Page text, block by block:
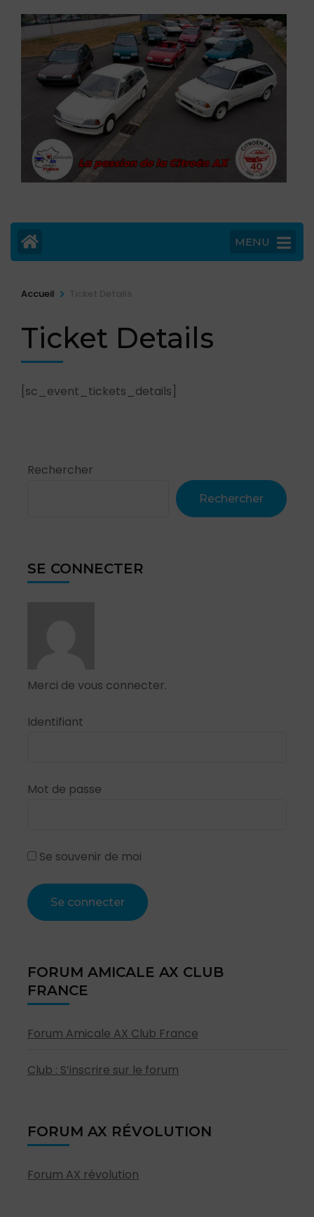
MENU
Accueil >
Ticket Details
[sc_event_tickets_details]
Rechercher
Rechercher
SE CONNECTER
Merci de vous connecter.
Identifiant
Mot de passe
Se souvenir de moi
FORUM AMICALE AX CLUB
FRANCE
Forum Amicale AX Club France
Club : S’inscrire sur le forum
FORUM AX RÉVOLUTION
Forum AX révolution